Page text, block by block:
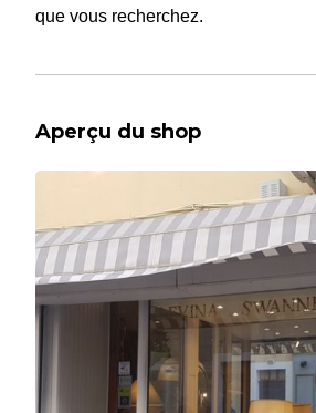
que vous recherchez.
Aperçu du shop